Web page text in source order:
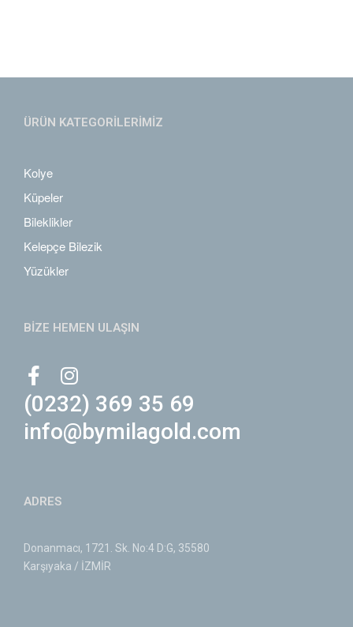
ÜRÜN KATEGORİLERİMİZ
Kolye
Küpeler
Bileklikler
Kelepçe Bilezik
Yüzükler
BİZE HEMEN ULAŞIN
(0232) 369 35 69
info@bymilagold.com
ADRES
Donanmacı, 1721. Sk. No:4 D:G, 35580
Karşıyaka / İZMİR